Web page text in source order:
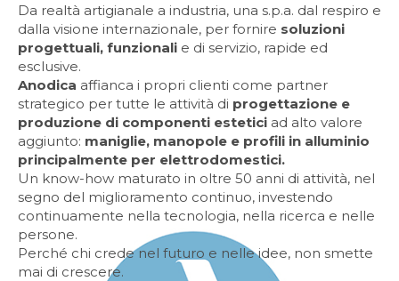
Da realtà artigianale a industria, una s.p.a. dal respiro e
dalla visione internazionale, per fornire soluzioni
progettuali, funzionali e di servizio, rapide ed
esclusive.
Anodica affianca i propri clienti come partner
strategico per tutte le attività di progettazione e
produzione di componenti estetici ad alto valore
aggiunto: maniglie, manopole e profili in alluminio
principalmente per elettrodomestici.
Un know-how maturato in oltre 50 anni di attività, nel
segno del miglioramento continuo, investendo
continuamente nella tecnologia, nella ricerca e nelle
persone.
Perché chi crede nel futuro e nelle idee, non smette
mai di crescere.